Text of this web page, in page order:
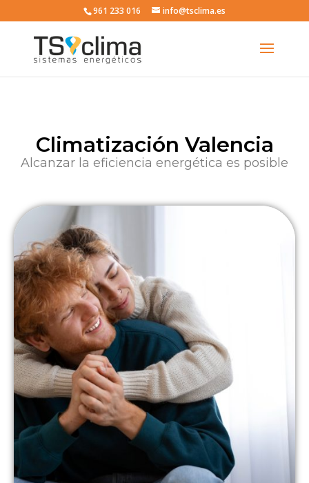
961 233 016 info@tsclima.es
Climatización Valencia
Alcanzar la eficiencia energética es posible